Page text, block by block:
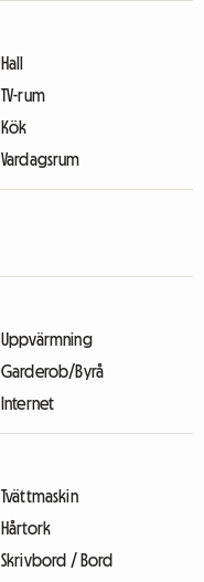
Hall
TV-rum
Kök
Vardagsrum
Uppvärmning
Garderob/Byrå
Internet
Tvättmaskin
Hårtork
Skrivbord / Bord